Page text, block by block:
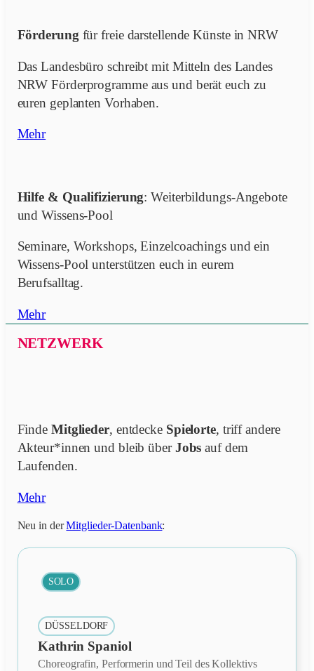
Förderung für freie darstellende Künste in NRW
Das Landesbüro schreibt mit Mitteln des Landes
NRW Förderprogramme aus und berät euch zu
euren geplanten Vorhaben.
Mehr
Hilfe & Qualifizierung: Weiterbildungs-Angebote
und Wissens-Pool
Seminare, Workshops, Einzelcoachings und ein
Wissens-Pool unterstützen euch in eurem
Berufsalltag.
Mehr
NETZWERK
Finde Mitglieder, entdecke Spielorte, triff andere
Akteur*innen und bleib überJobs auf dem
Laufenden.
Mehr
Neu in derMitglieder-Datenbank:
SOLO
DÜSSELDORF
Kathrin Spaniol
Choreografin, Performerin und Teil des Kollektivs